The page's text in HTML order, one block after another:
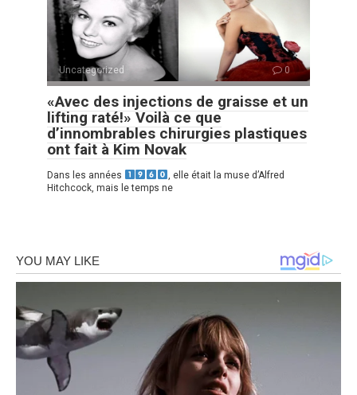
Uncategorized 0
«Avec des injections de graisse et un
lifting raté!» Voilà ce que
d’innombrables chirurgies plastiques
ont fait à Kim Novak
Dans les années
, elle était la muse d’Alfred
Hitchcock, mais le temps ne